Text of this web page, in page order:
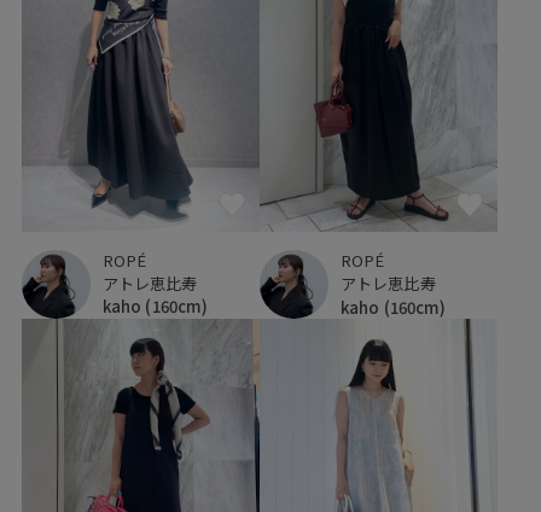
ROPÉ
アトレ恵比寿
kaho (160cm)
ROPÉ
アトレ恵比寿
kaho (160cm)